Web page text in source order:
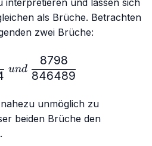
als Brüche. Betrachten
zwei Brüche:
\frac{6458}{749894} \
und 846489
8798
unmöglich zu
beiden Brüche den